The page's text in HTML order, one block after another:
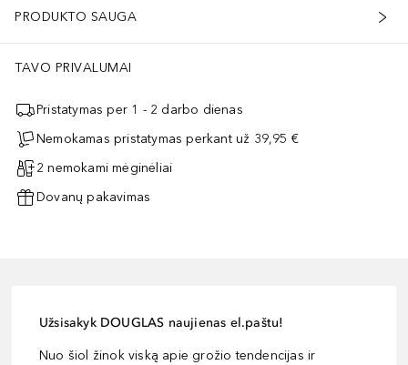
PRODUKTO SAUGA
TAVO PRIVALUMAI
Pristatymas per 1 - 2 darbo dienas
Nemokamas pristatymas perkant už 39,95 €
2 nemokami mėginėliai
Dovanų pakavimas
Užsisakyk DOUGLAS naujienas el.paštu!
Nuo šiol žinok viską apie grožio tendencijas ir